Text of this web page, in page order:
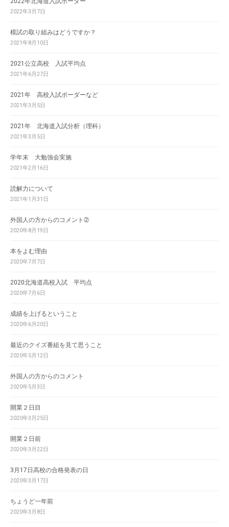
2022年3月7日
模試の取り組みはどうですか？
2021年8月10日
2021公立高校 入試平均点
2021年6月27日
2021年 高校入試ボーダーなど
2021年3月5日
2021年 北海道入試分析（理科）
2021年3月5日
学年末 大勉強会実施
2021年2月16日
読解力について
2021年1月31日
外国人の方からのコメント➁
2020年8月19日
本をよむ理由
2020年7月7日
2020北海道高校入試 平均点
2020年7月6日
成績を上げるということ
2020年6月20日
最近のクイズ番組を見て思うこと
2020年5月12日
外国人の方からのコメント
2020年5月3日
開業２日目
2020年3月25日
開業２日前
2020年3月22日
3月17日高校の合格発表の日
2020年3月17日
ちょうど一年前
2020年3月8日